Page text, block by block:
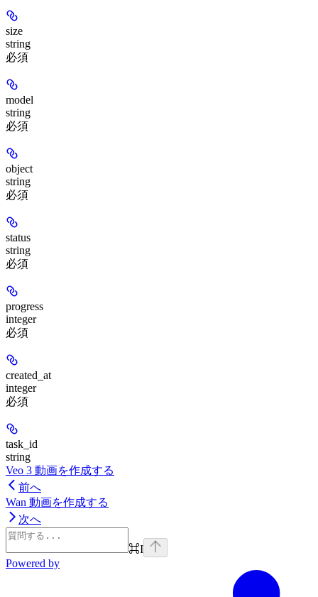
size
string
必須
model
string
必須
object
string
必須
status
string
必須
progress
integer
必須
created_at
integer
必須
task_id
string
Veo 3 動画を作成する
前へ
Wan 動画を作成する
次へ
⌘I
Powered by